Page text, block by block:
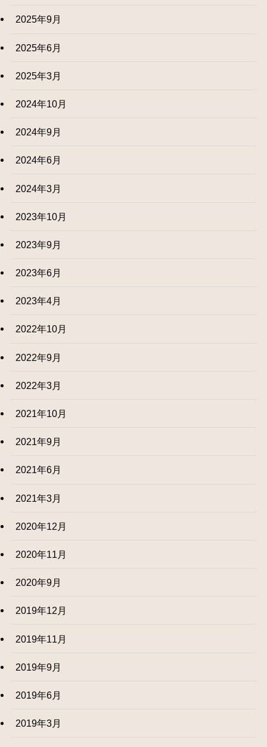
2025年9月
2025年6月
2025年3月
2024年10月
2024年9月
2024年6月
2024年3月
2023年10月
2023年9月
2023年6月
2023年4月
2022年10月
2022年9月
2022年3月
2021年10月
2021年9月
2021年6月
2021年3月
2020年12月
2020年11月
2020年9月
2019年12月
2019年11月
2019年9月
2019年6月
2019年3月